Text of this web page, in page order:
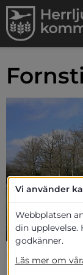
Foto: Jällby
Vi använder
Webbplatsen
din upplevelse.
godkänner.
Läs mer om